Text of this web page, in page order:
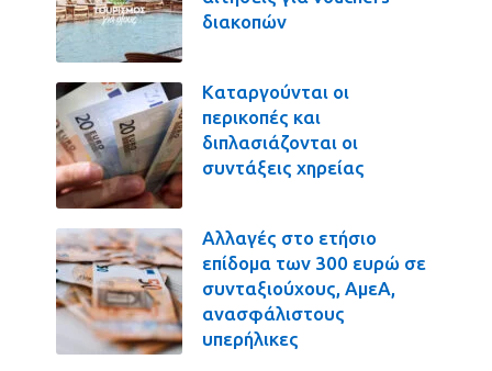
διακοπών
Καταργούνται οι
περικοπές και
διπλασιάζονται οι
συντάξεις χηρείας
Αλλαγές στο ετήσιο
επίδομα των 300 ευρώ σε
συνταξιούχους, ΑμεΑ,
ανασφάλιστους
υπερήλικες